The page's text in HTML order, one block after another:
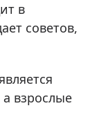
в
советов,
взрослые